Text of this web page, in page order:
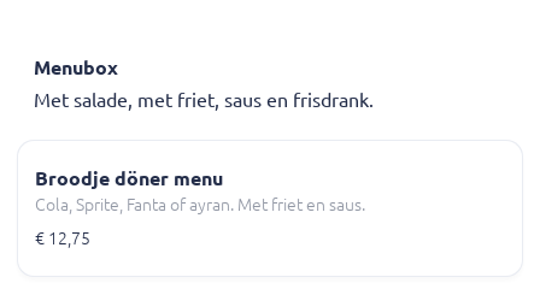
Menubox
Met salade, met friet, saus en frisdrank.
Broodje döner menu
Cola, Sprite, Fanta of ayran. Met friet en saus.
€ 12,75